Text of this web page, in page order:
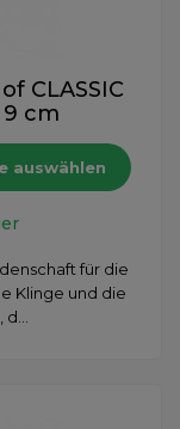
CLASSIC
cm
auswählen
für die
Klinge und die